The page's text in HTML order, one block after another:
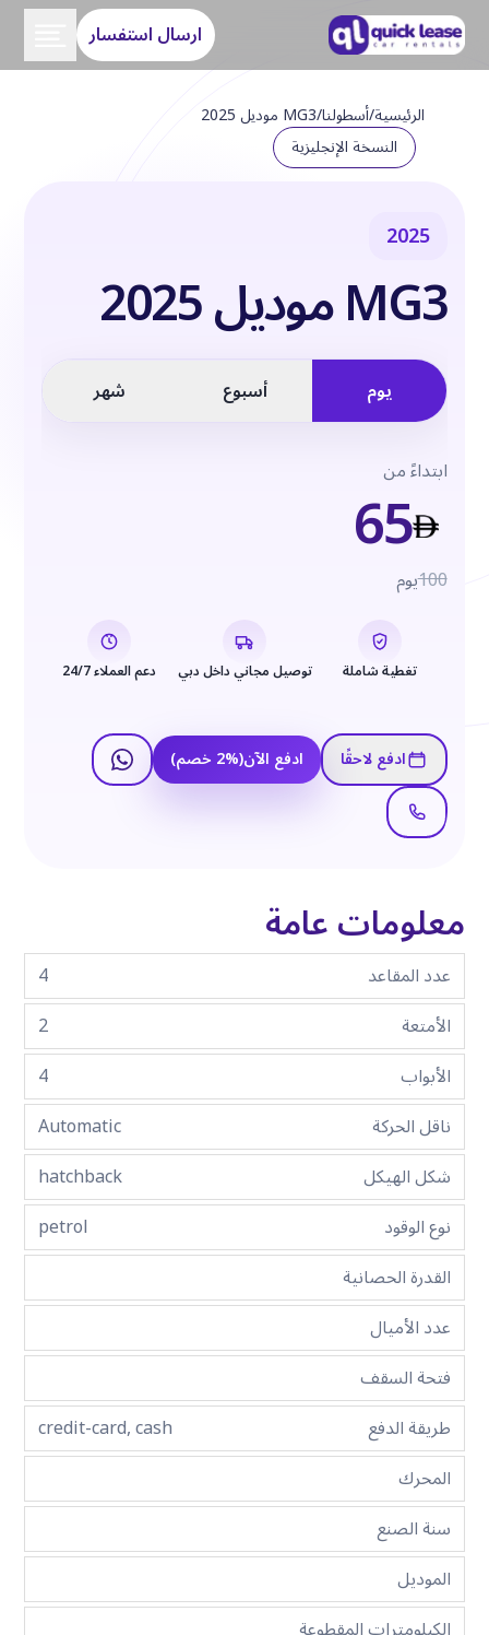
ارسال استفسار
الرئيسية/أسطولنا/MG3 موديل 2025
النسخة الإنجليزية
2025
MG3 موديل 2025
يوم أسبوع شهر
ابتداءً من65100يوم
تغطية شاملة توصيل مجاني داخل دبي دعم العملاء 24/7
ادفع لاحقًا ادفع الآن(
2% خصم)
معلومات عامة
عدد المقاعد
4
الأمتعة
2
الأبواب
4
ناقل الحركة
Automatic
شكل الهيكل
hatchback
نوع الوقود
petrol
القدرة الحصانية
عدد الأميال
فتحة السقف
طريقة الدفع
credit-card, cash
المحرك
سنة الصنع
الموديل